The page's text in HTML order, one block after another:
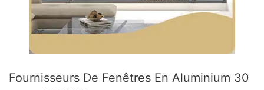
Fournisseurs De Fenêtres En Aluminium 30